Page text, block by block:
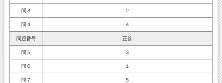
問３ ２
問４ ４
問題番号 正答
問５ ３
問６ １
問７ ５